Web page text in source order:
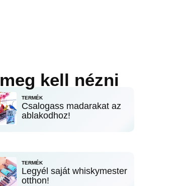
meg kell nézni
TERMÉK
Csalogass madarakat az
ablakodhoz!
TERMÉK
Legyél saját whiskymester
otthon!